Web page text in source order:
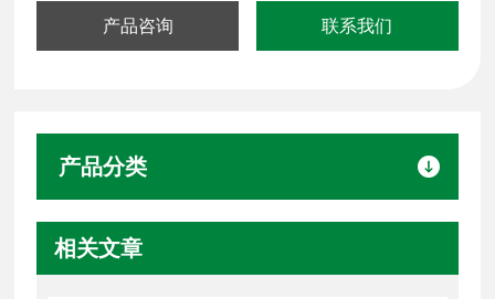
产品咨询 联系我们
产品分类
相关文章